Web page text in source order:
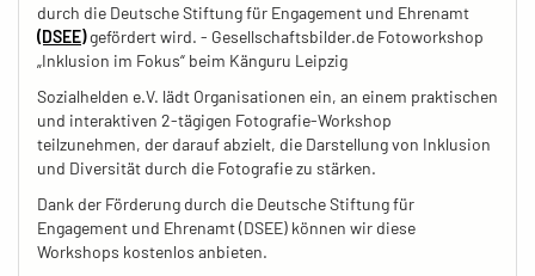
durch die Deutsche Stiftung für Engagement und Ehrenamt
(DSEE)gefördert wird. - Gesellschaftsbilder.de Fotoworkshop
„Inklusion im Fokus“ beim Känguru Leipzig
Sozialhelden e.V. lädt Organisationen ein, an einem praktischen
und interaktiven 2-tägigen Fotografie-Workshop
teilzunehmen, der darauf abzielt, die Darstellung von Inklusion
und Diversität durch die Fotografie zu stärken.
Dank der Förderung durch die Deutsche Stiftung für
Engagement und Ehrenamt (DSEE) können wir diese
Workshops kostenlos anbieten.